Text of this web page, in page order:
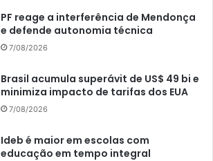
PF reage a interferência de Mendonça
e defende autonomia técnica
7/08/2026
Brasil acumula superávit de US$ 49 bi e
minimiza impacto de tarifas dos EUA
7/08/2026
Ideb é maior em escolas com
educação em tempo integral